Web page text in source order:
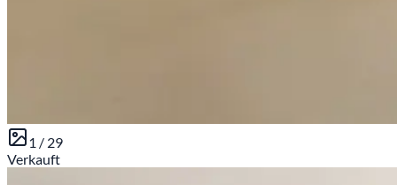
1 / 29
Verkauft